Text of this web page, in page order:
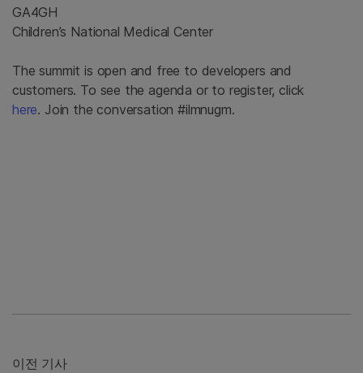
GA4GH
Children’s National Medical Center
The summit is open and free to developers and
customers. To see the agenda or to register, click
here. Join the conversation #ilmnugm.
이전 기사